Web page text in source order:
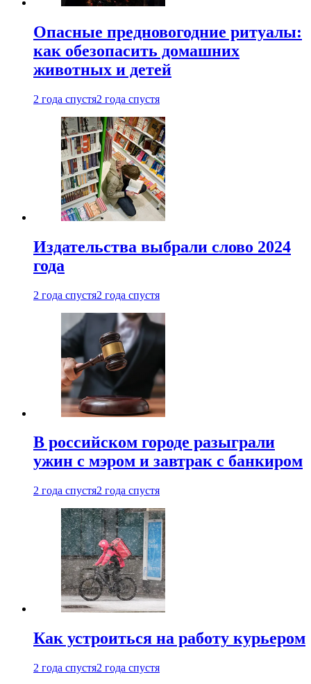
Опасные предновогодние ритуалы:
как обезопасить домашних
животных и детей
2 года спустя2 года спустя
Издательства выбрали слово 2024
года
2 года спустя2 года спустя
В российском городе разыграли
ужин с мэром и завтрак с банкиром
2 года спустя2 года спустя
Как устроиться на работу курьером
2 года спустя2 года спустя